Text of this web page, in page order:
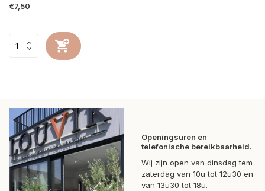
€7,50
Openingsuren en
telefonische bereikbaarheid.
Wij zijn open van dinsdag tem
zaterdag van 10u tot 12u30 en
van 13u30 tot 18u.